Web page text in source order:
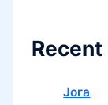
Јога